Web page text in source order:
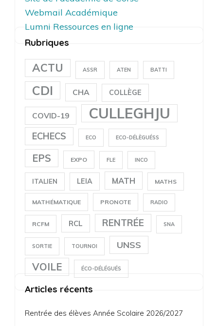
Webmail Académique
Lumni Ressources en ligne
Rubriques
ACTU ASSR ATEN BATTI
CDI CHA COLLÈGE
COVID-19 CULLEGHJU
ECHECS ECO ECO-DÉLÈGUÉSS
EPS EXPO FLE INCO
ITALIEN LEIA MATH MATHS
MATHÉMATIQUE PRONOTE RADIO
RCFM RCL RENTRÉE SNA
SORTIE TOURNOI UNSS
VOILE ÉCO-DÉLÉGUÉS
Articles récents
Rentrée des élèves Année Scolaire 2026/2027